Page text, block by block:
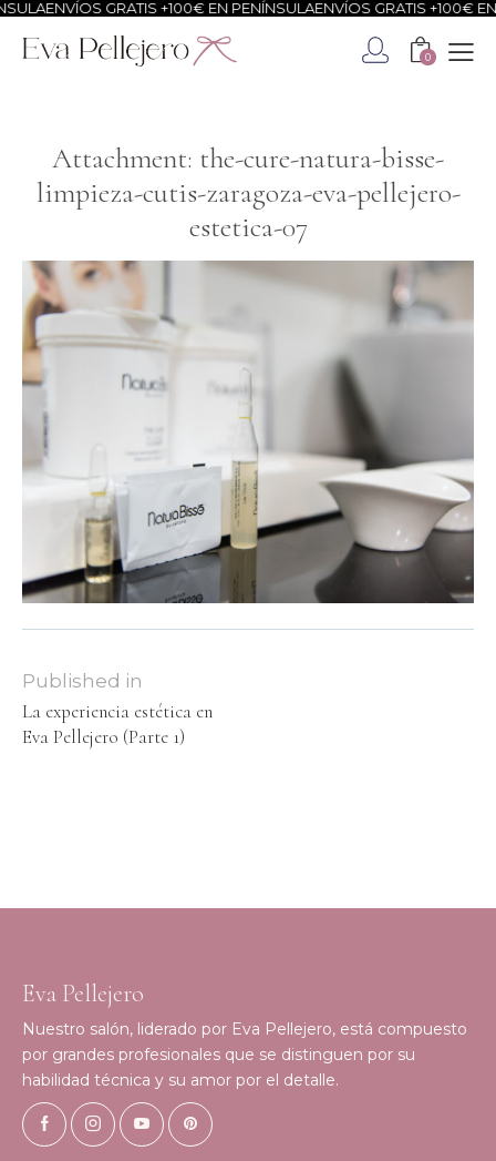
ENVÍOS GRATIS +100€ EN PENÍNSULAENVÍOS GRATIS +100€ EN
0
Attachment: the-cure-natura-bisse-
limpieza-cutis-zaragoza-eva-pellejero-
estetica-07
Published in
La experiencia estética en
Eva Pellejero (Parte 1)
Eva Pellejero
Nuestro salón, liderado por Eva Pellejero, está compuesto
por grandes profesionales que se distinguen por su
habilidad técnica y su amor por el detalle.